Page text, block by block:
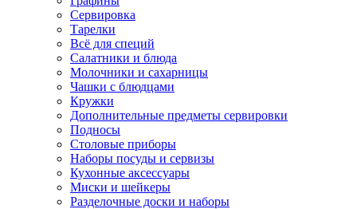
Сервировка
Тарелки
Всё для специй
Салатники и блюда
Молочники и сахарницы
Чашки с блюдцами
Кружки
Дополнительные предметы сервировки
Подносы
Столовые приборы
Наборы посуды и сервизы
Кухонные аксессуары
Миски и шейкеры
Разделочные доски и наборы